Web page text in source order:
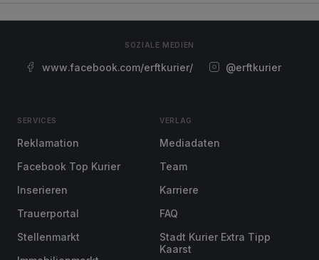
SOZIALE MEDIEN
www.facebook.com/erftkurier/ @erftkurier
SERVICES
Reklamation
Facebook Top Kurier
Inserieren
Trauerportal
Stellenmarkt
VERLAG
Mediadaten
Team
Karriere
FAQ
Stadt Kurier Extra Tipp
Kaarst